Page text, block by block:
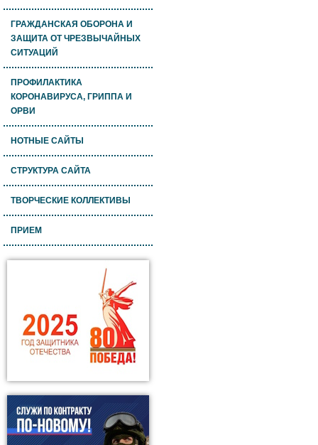
ГРАЖДАНСКАЯ ОБОРОНА И
ЗАЩИТА ОТ ЧРЕЗВЫЧАЙНЫХ
СИТУАЦИЙ
ПРОФИЛАКТИКА
КОРОНАВИРУСА, ГРИППА И
ОРВИ
НОТНЫЕ САЙТЫ
СТРУКТУРА САЙТА
ТВОРЧЕСКИЕ КОЛЛЕКТИВЫ
ПРИЕМ